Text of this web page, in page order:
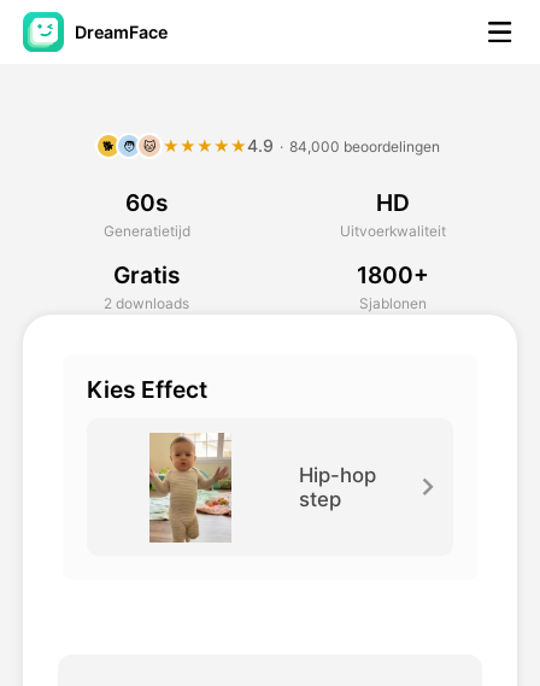
DreamFace
Avatar Video
AI Video
Foto van AI
🐕 🧑 🐱 ★★★★★4.9 · 84,000 beoordelingen
60s
Generatietijd
HD
Uitvoerkwaliteit
Gratis
2 downloads
1800+
Sjablonen
Kies Effect
Hip-hop
step